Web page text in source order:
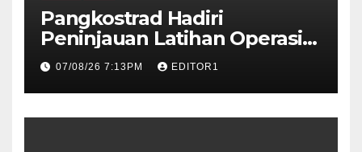
Pangkostrad Hadiri
Peninjauan Latihan Operasi
Terintegrasi TNI 2026 di
Kepulauan Riau
07/08/26 7:13PM EDITOR1